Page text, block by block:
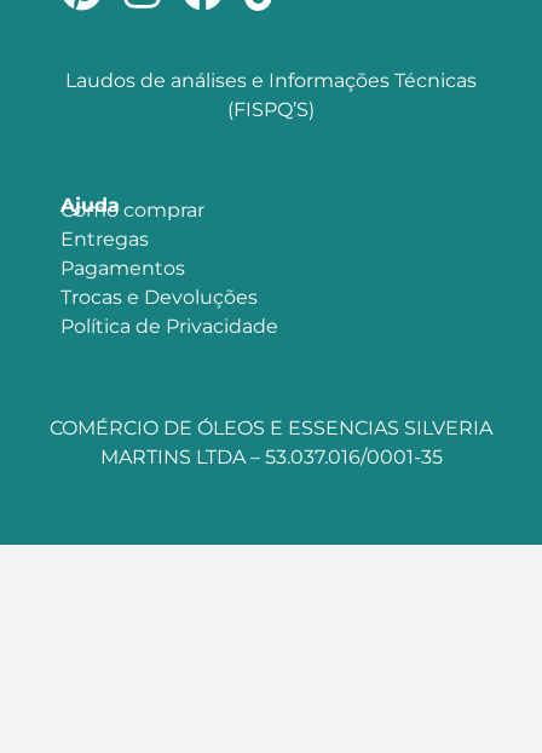
Laudos de análises e Informações Técnicas
(FISPQ’S)
Ajuda
Como comprar
Entregas
Pagamentos
Trocas e Devoluções
Política de Privacidade
COMÉRCIO DE ÓLEOS E ESSENCIAS SILVERIA
MARTINS LTDA – 53.037.016/0001-35